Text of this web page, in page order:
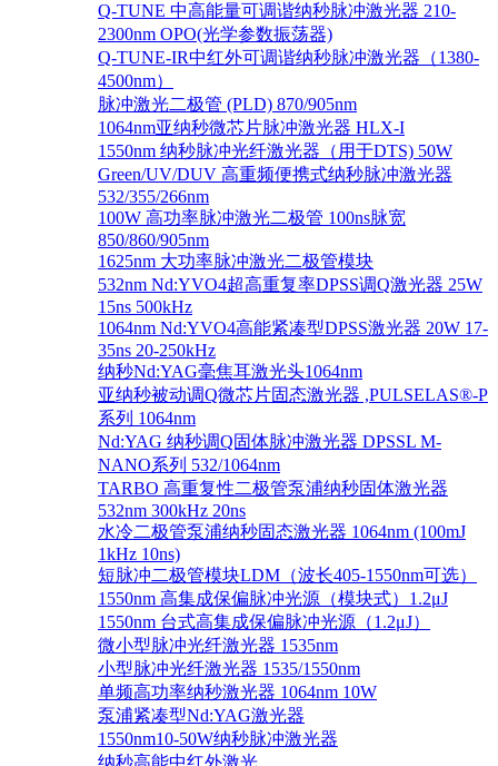
Q-TUNE 中高能量可调谐纳秒脉冲激光器 210-
2300nm OPO(光学参数振荡器)
Q-TUNE-IR中红外可调谐纳秒脉冲激光器（1380-
4500nm）
脉冲激光二极管 (PLD) 870/905nm
1064nm亚纳秒微芯片脉冲激光器 HLX-I
1550nm 纳秒脉冲光纤激光器（用于DTS) 50W
Green/UV/DUV 高重频便携式纳秒脉冲激光器
532/355/266nm
100W 高功率脉冲激光二极管 100ns脉宽
850/860/905nm
1625nm 大功率脉冲激光二极管模块
532nm Nd:YVO4超高重复率DPSS调Q激光器 25W
15ns 500kHz
1064nm Nd:YVO4高能紧凑型DPSS激光器 20W 17-
35ns 20-250kHz
纳秒Nd:YAG毫焦耳激光头1064nm
亚纳秒被动调Q微芯片固态激光器 ,PULSELAS®-P
系列 1064nm
Nd:YAG 纳秒调Q固体脉冲激光器 DPSSL M-
NANO系列 532/1064nm
TARBO 高重复性二极管泵浦纳秒固体激光器
532nm 300kHz 20ns
水冷二极管泵浦纳秒固态激光器 1064nm (100mJ
1kHz 10ns)
短脉冲二极管模块LDM（波长405-1550nm可选）
1550nm 高集成保偏脉冲光源（模块式）1.2μJ
1550nm 台式高集成保偏脉冲光源（1.2μJ）
微小型脉冲光纤激光器 1535nm
小型脉冲光纤激光器 1535/1550nm
单频高功率纳秒激光器 1064nm 10W
泵浦紧凑型Nd:YAG激光器
1550nm10-50W纳秒脉冲激光器
纳秒高能中红外激光